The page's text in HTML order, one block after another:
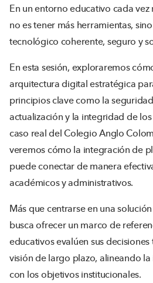
En un entorno educativo cada
no es tener más herramientas,
tecnológico coherente, seguro y
En esta sesión, exploraremos
arquitectura digital estratégica
principios clave como la
actualización y la integridad de
caso real del Colegio Anglo
veremos cómo la integración de
puede conectar de manera
académicos y administrativos.
Más que centrarse en una
busca ofrecer un marco de
educativos evalúen sus
visión de largo plazo, alineando
con los objetivos institucionales.